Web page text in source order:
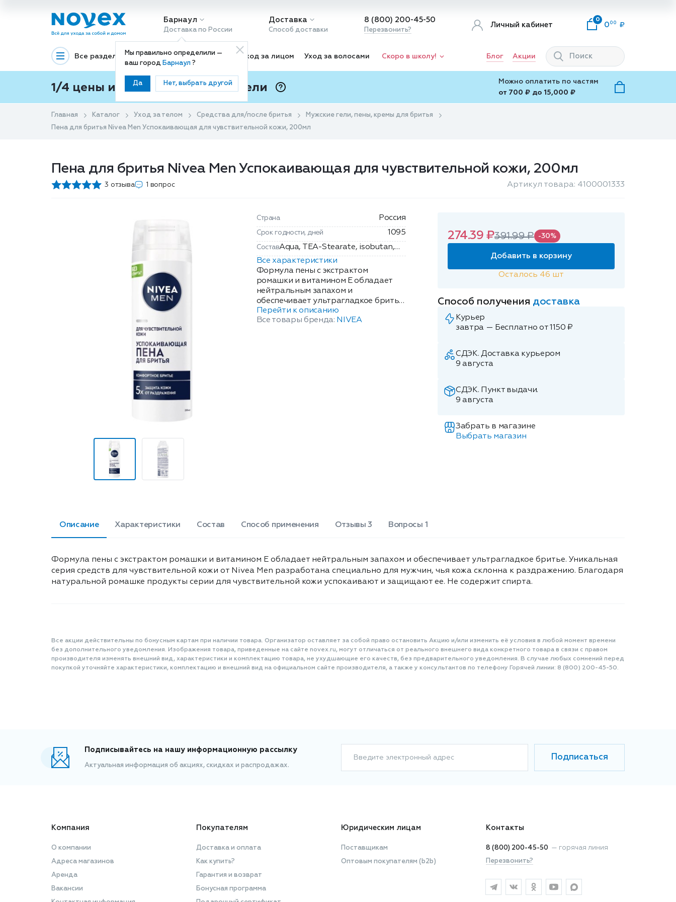
Барнаул
Доставка по России
Мы правильно определили —
ваш город Барнаул?
Да Нет, выбрать другой
Доставка
Способ доставки
8 (800) 200-45-50
Перезвонить?
Личный кабинет
0
0 00
Все разделы Декоративная косметика Уход за лицом Уход за волосами Скоро в школу! Блог Акции
1/4 цены и покупки ваши с Подели
Можно оплатить по частям
от 700 ₽ до 15,000 ₽
Главная Каталог Уход за телом Средства для/после бритья
Мужские гели, пены, кремы для бритья
Пена для бритья Nivea Men Успокаивающая для чувствительной кожи, 200мл
Пена для бритья Nivea Men Успокаивающая для чувствительной кожи, 200мл
3 отзыва 1 вопрос Артикул товара: 4100001333
Страна Россия
Срок годности, дней 1095
СоставAqua, TEA-Stearate, isobutan,
Laureth-23, Giycerin, Chamomilla
Recutita Flower Extract,
Hamamelis, Virginiana Bark/Leaf
Extract, Maltodextrin, Tocopheryl
Acetate, Caprylic/Capric
Triglyceride, Coco-
Caprylate/Caprate,
Все характеристики
Формула пены с экстрактом
ромашки и витамином Е обладает
нейтральным запахом и
обеспечивает ультрагладкое бритье.
Уникальная серия средств для
чувствительной кожи от Nivea Men
Перейти к описанию
Все товары бренда: NIVEA
274.39 ₽391.99 ₽ -30%
Добавить в корзину
Осталось 46 шт
Способ получения доставка
Курьер
завтра — Бесплатно от 1150 ₽
СДЭК. Доставка курьером
9 августа
СДЭК. Пункт выдачи.
9 августа
Забрать в магазине
Выбрать магазин
Описание Характеристики Состав Способ применения Отзывы 3 Вопросы 1
Формула пены с экстрактом ромашки и витамином Е обладает нейтральным запахом и обеспечивает ультрагладкое бритье. Уникальная
серия средств для чувствительной кожи от Nivea Men разработана специально для мужчин, чья кожа склонна к раздражению. Благодаря
натуральной ромашке продукты серии для чувствительной кожи успокаивают и защищают ее. Не содержит спирта.
Все акции действительны по бонусным картам при наличии товара. Организатор оставляет за собой право остановить Акцию и/или изменить её условия в любой момент времени
без дополнительного уведомления. Изображения товара, приведенные на сайте novex.ru, могут отличаться от реального внешнего вида конкретного товара в связи с правом
производителя изменять внешний вид, характеристики и комплектацию товара, не ухудшающие его качеств, без предварительного уведомления. В случае любых сомнений перед
покупкой уточняйте характеристики, комплектацию и внешний вид на официальном сайте производителя, а также у консультантов по телефону Горячей линии: 8 (800) 200-45-50.
Подписывайтесь на нашу информационную рассылку
Актуальная информация об акциях, скидках и распродажах.
Введите электронный адрес Подписаться
Компания
О компании
Адреса магазинов
Аренда
Вакансии
Покупателям
Доставка и оплата
Как купить?
Гарантия и возврат
Бонусная программа
Юридическим лицам
Поставщикам
Оптовым покупателям (b2b)
Контакты
8 (800) 200-45-50 — горячая линия
Перезвонить?